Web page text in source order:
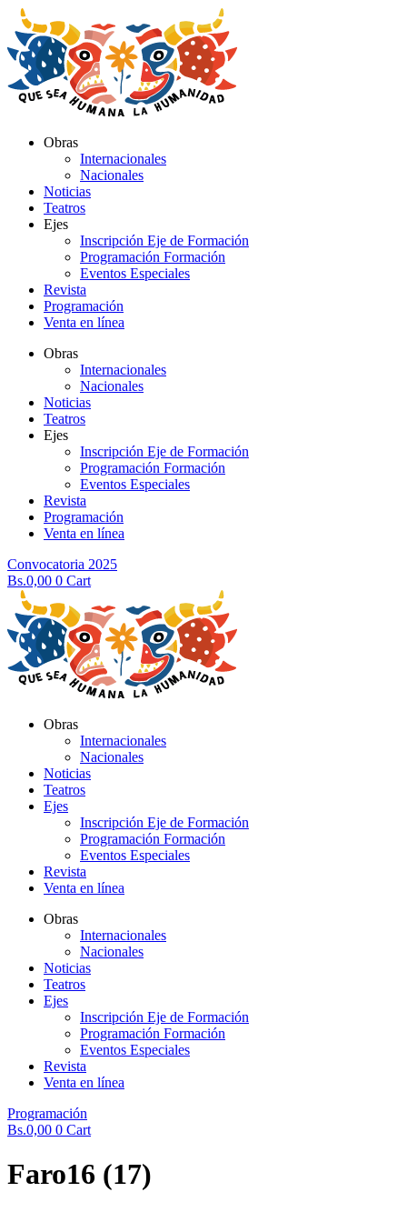
al
contenido
Obras
Internacionales
Nacionales
Noticias
Teatros
Ejes
Inscripción Eje de Formación
Programación Formación
Eventos Especiales
Revista
Programación
Venta en línea
Obras
Internacionales
Nacionales
Noticias
Teatros
Ejes
Inscripción Eje de Formación
Programación Formación
Eventos Especiales
Revista
Programación
Venta en línea
Convocatoria 2025
Bs.0,00 0 Cart
Obras
Internacionales
Nacionales
Noticias
Teatros
Ejes
Inscripción Eje de Formación
Programación Formación
Eventos Especiales
Revista
Venta en línea
Obras
Internacionales
Nacionales
Noticias
Teatros
Ejes
Inscripción Eje de Formación
Programación Formación
Eventos Especiales
Revista
Venta en línea
Programación
Bs.0,00 0 Cart
Faro16 (17)